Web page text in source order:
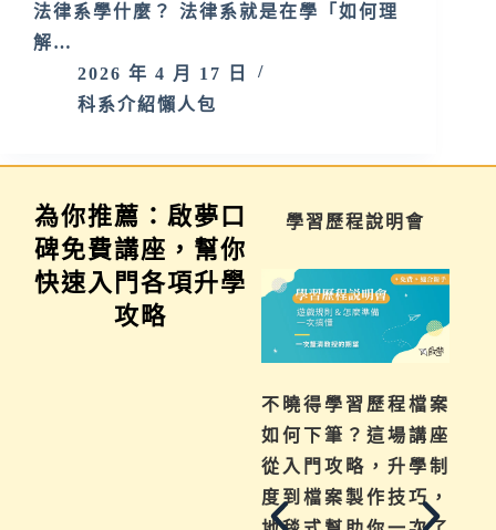
法律系學什麼？ 法律系就是在學「如何理
解…
2026 年 4 月 17 日
科系介紹懶人包
為你推薦：啟夢口
碑免費講座，幫你
快速入門各項升學
攻略
家長講座 學習歷程說明會
不曉得學習歷程檔案
如何下筆？這場講座
從入門攻略，升學制
度到檔案製作技巧，